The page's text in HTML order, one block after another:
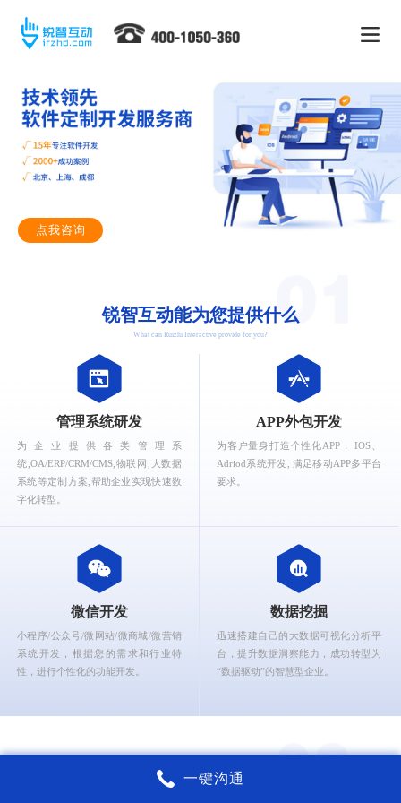
点我咨询
锐智互动能为您提供什么
What can Ruizhi Interactive provide for you?
管理系统研发
为企业提供各类管理系
统,OA/ERP/CRM/CMS,物联网,大数据
系统等定制方案,帮助企业实现快速数
字化转型。
APP外包开发
为客户量身打造个性化APP， IOS、
Adriod系统开发, 满足移动APP多平台
要求。
微信开发
小程序/公众号/微网站/微商城/微营销
系统开发，根据您的需求和行业特
性，进行个性化的功能开发。
数据挖掘
迅速搭建自己的大数据可视化分析平
台，提升数据洞察能力，成功转型为
“数据驱动”的智慧型企业。
锐智互动核心能力
一键沟通